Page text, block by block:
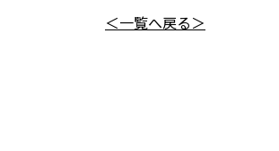
＜一覧へ戻る＞